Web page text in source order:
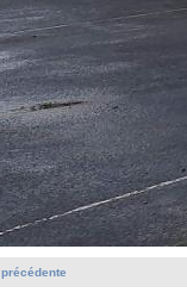
précédente